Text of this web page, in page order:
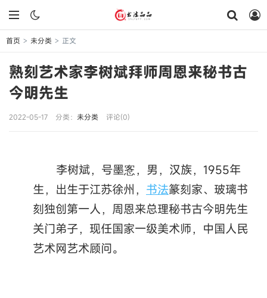
首页 > 未分类 > 正文
熟刻艺术家李树斌拜师周恩来秘书古
今明先生
2022-05-17 分类： 未分类 评论(0)
李树斌，号墨愙，男，汉族，1955年
生，出生于江苏徐州， 书法篆刻家、玻璃书
刻独创第一人，周恩来总理秘书古今明先生
关门弟子，现任国家一级美术师，中国人民
艺术网艺术顾问。